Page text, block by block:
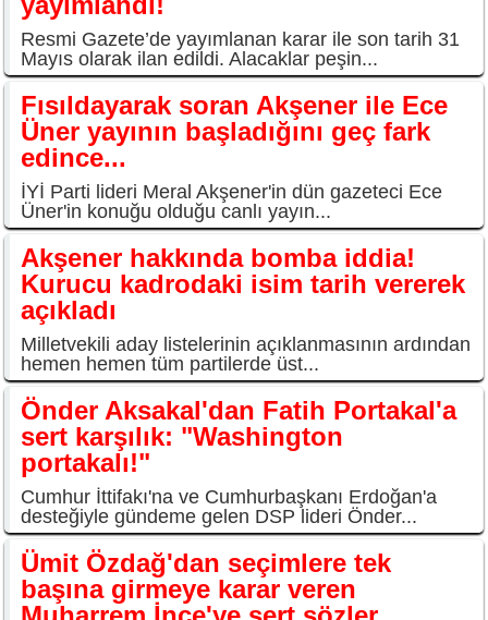
Resmi Gazete’de yayımlanan karar ile son tarih 31
Mayıs olarak ilan edildi. Alacaklar peşin...
Fısıldayarak soran Akşener ile Ece
Üner yayının başladığını geç fark
edince...
İYİ Parti lideri Meral Akşener'in dün gazeteci Ece
Üner'in konuğu olduğu canlı yayın...
Akşener hakkında bomba iddia!
Kurucu kadrodaki isim tarih vererek
açıkladı
Milletvekili aday listelerinin açıklanmasının ardından
hemen hemen tüm partilerde üst...
Önder Aksakal'dan Fatih Portakal'a
sert karşılık: "Washington
portakalı!"
Cumhur İttifakı'na ve Cumhurbaşkanı Erdoğan'a
desteğiyle gündeme gelen DSP lideri Önder...
Ümit Özdağ'dan seçimlere tek
başına girmeye karar veren